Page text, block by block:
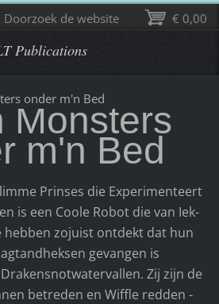
Publications
onder m'n Bed
Monsters
m'n Bed
Prinses die Experimenteert
is een Coole Robot die van Iek-
hebben zojuist ontdekt dat hun
gevangen is
Zij zijn de
betreden en Wiffle redden -
€ 0,00
Doorzoek de website